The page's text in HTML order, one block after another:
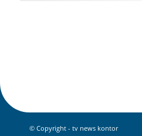
© Copyright - tv news kontor